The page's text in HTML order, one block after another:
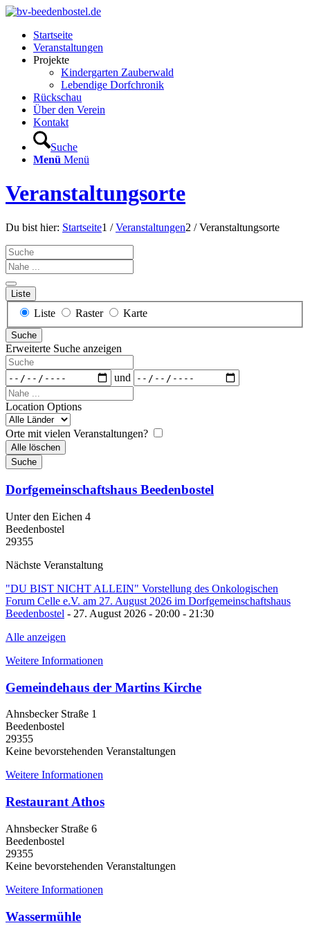
Startseite
Veranstaltungen
Projekte
Kindergarten Zauberwald
Lebendige Dorfchronik
Rückschau
Über den Verein
Kontakt
Suche
Menü Menü
Veranstaltungsorte
Du bist hier: Startseite1 / Veranstaltungen2 / Veranstaltungsorte
Suche
Nahe
...
Liste
Anzeigetyp
für
Suchergebnisse
Liste Raster Karte
Suche
Erweiterte Suche anzeigen
Suche
Daten
und
Nahe
...
Location Options
Land
Orte mit vielen Veranstaltungen?
Alle löschen
Suche
Dorfgemeinschaftshaus Beedenbostel
Unter den Eichen 4
Beedenbostel
29355
Nächste Veranstaltung
"DU BIST NICHT ALLEIN" Vorstellung des Onkologischen
Forum Celle e.V. am 27. August 2026 im Dorfgemeinschaftshaus
Beedenbostel - 27. August 2026 - 20:00 - 21:30
Alle anzeigen
Weitere Informationen
Gemeindehaus der Martins Kirche
Ahnsbecker Straße 1
Beedenbostel
29355
Keine bevorstehenden Veranstaltungen
Weitere Informationen
Restaurant Athos
Ahnsbecker Straße 6
Beedenbostel
29355
Keine bevorstehenden Veranstaltungen
Weitere Informationen
Wassermühle